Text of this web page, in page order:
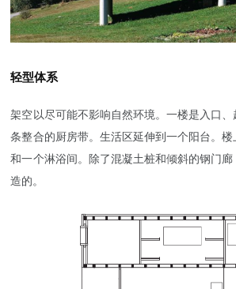
轻型体系
架空以尽可能不影响自然环境。一楼是入口
条整合的厨房带。生活区延伸到一个阳台。
和一个淋浴间。除了混凝土桩和倾斜的钢门
造的。